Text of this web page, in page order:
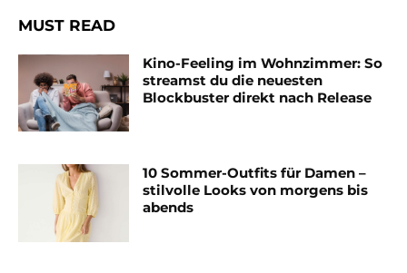
MUST READ
Kino-Feeling im Wohnzimmer: So
streamst du die neuesten
Blockbuster direkt nach Release
10 Sommer-Outfits für Damen –
stilvolle Looks von morgens bis
abends